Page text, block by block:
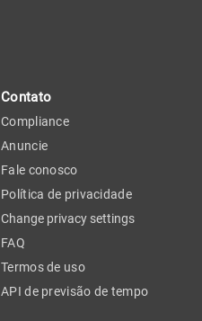
Contato
Compliance
Anuncie
Fale conosco
Política de privacidade
Change privacy settings
FAQ
Termos de uso
API de previsão de tempo